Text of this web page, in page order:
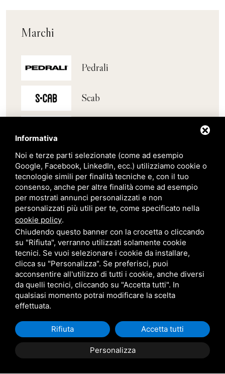
Marchi
Pedrali
Scab
Giardini Veneti
Star Progetti
Trasporto e consegna in tutta
(da definire e concordare in riferimento alla
richiesta)
Informativa
Noi e terze parti selezionate (come ad esempio
Google, Facebook, LinkedIn, ecc.) utilizziamo cookie o
tecnologie simili per finalità tecniche e, con il tuo
consenso, anche per altre finalità come ad esempio
per mostrati annunci personalizzati e non
personalizzati più utili per te, come specificato nella
cookie policy.
Chiudendo questo banner con la crocetta o cliccando
su "Rifiuta", verranno utilizzati solamente cookie
tecnici. Se vuoi selezionare i cookie da installare,
clicca su "Personalizza". Se preferisci, puoi
acconsentire all'utilizzo di tutti i cookie, anche diversi
da quelli tecnici, cliccando su "Accetta tutti". In
qualsiasi momento potrai modificare la scelta
effettuata.
Personalizza
Rifiuta Accetta tutti